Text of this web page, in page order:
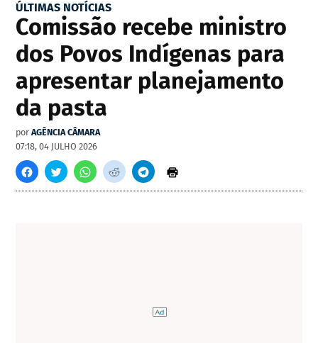
ÚLTIMAS NOTÍCIAS
Comissão recebe ministro
dos Povos Indígenas para
apresentar planejamento
da pasta
por AGÊNCIA CÂMARA
07:18, 04 JULHO 2026